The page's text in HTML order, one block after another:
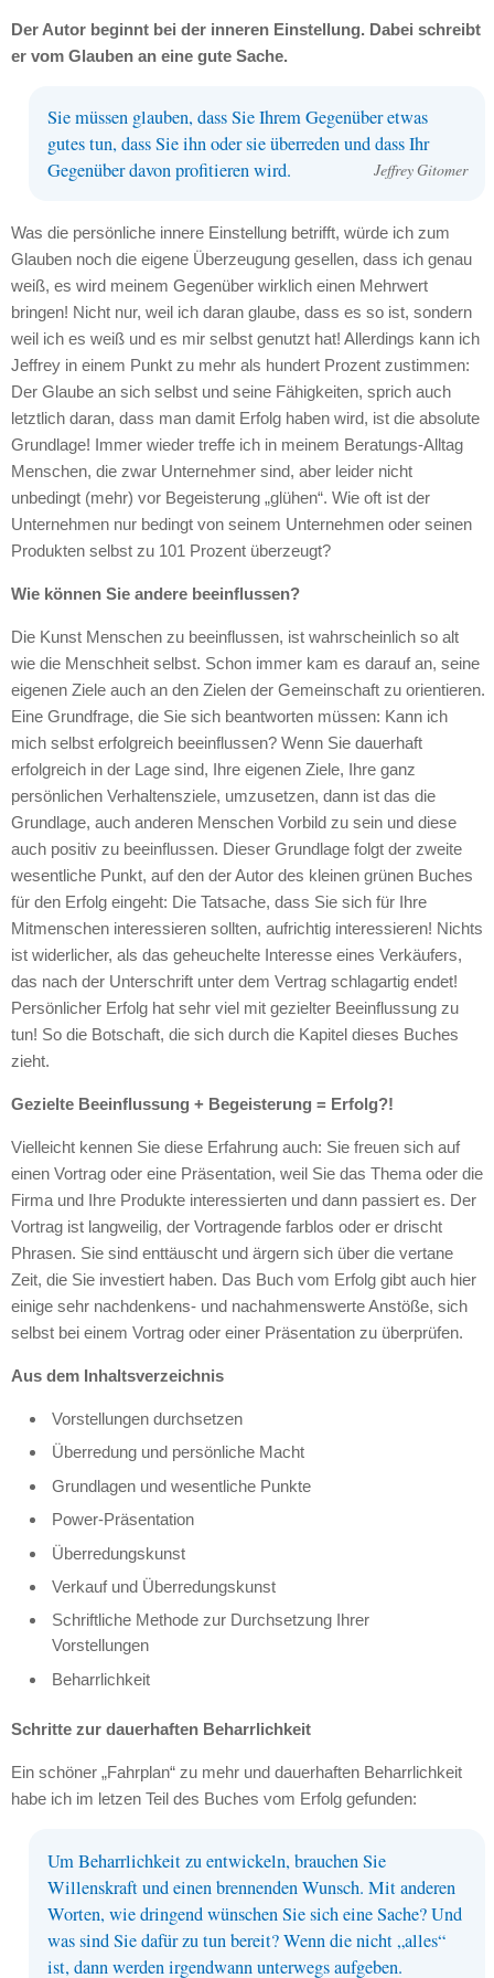
Der Autor beginnt bei der inneren Einstellung. Dabei schreibt
er vom Glauben an eine gute Sache.
Sie müssen glauben, dass Sie Ihrem Gegenüber etwas
gutes tun, dass Sie ihn oder sie überreden und dass Ihr
Gegenüber davon profitieren wird.
Jeffrey Gitomer
Was die persönliche innere Einstellung betrifft, würde ich zum
Glauben noch die eigene Überzeugung gesellen, dass ich genau
weiß, es wird meinem Gegenüber wirklich einen Mehrwert
bringen! Nicht nur, weil ich daran glaube, dass es so ist, sondern
weil ich es weiß und es mir selbst genutzt hat! Allerdings kann ich
Jeffrey in einem Punkt zu mehr als hundert Prozent zustimmen:
Der Glaube an sich selbst und seine Fähigkeiten, sprich auch
letztlich daran, dass man damit Erfolg haben wird, ist die absolute
Grundlage! Immer wieder treffe ich in meinem Beratungs-Alltag
Menschen, die zwar Unternehmer sind, aber leider nicht
unbedingt (mehr) vor Begeisterung „glühen“. Wie oft ist der
Unternehmen nur bedingt von seinem Unternehmen oder seinen
Produkten selbst zu 101 Prozent überzeugt?
Wie können Sie andere beeinflussen?
Die Kunst Menschen zu beeinflussen, ist wahrscheinlich so alt
wie die Menschheit selbst. Schon immer kam es darauf an, seine
eigenen Ziele auch an den Zielen der Gemeinschaft zu orientieren.
Eine Grundfrage, die Sie sich beantworten müssen: Kann ich
mich selbst erfolgreich beeinflussen? Wenn Sie dauerhaft
erfolgreich in der Lage sind, Ihre eigenen Ziele, Ihre ganz
persönlichen Verhaltensziele, umzusetzen, dann ist das die
Grundlage, auch anderen Menschen Vorbild zu sein und diese
auch positiv zu beeinflussen. Dieser Grundlage folgt der zweite
wesentliche Punkt, auf den der Autor des kleinen grünen Buches
für den Erfolg eingeht: Die Tatsache, dass Sie sich für Ihre
Mitmenschen interessieren sollten, aufrichtig interessieren! Nichts
ist widerlicher, als das geheuchelte Interesse eines Verkäufers,
das nach der Unterschrift unter dem Vertrag schlagartig endet!
Persönlicher Erfolg hat sehr viel mit gezielter Beeinflussung zu
tun! So die Botschaft, die sich durch die Kapitel dieses Buches
zieht.
Gezielte Beeinflussung + Begeisterung = Erfolg?!
Vielleicht kennen Sie diese Erfahrung auch: Sie freuen sich auf
einen Vortrag oder eine Präsentation, weil Sie das Thema oder die
Firma und Ihre Produkte interessierten und dann passiert es. Der
Vortrag ist langweilig, der Vortragende farblos oder er drischt
Phrasen. Sie sind enttäuscht und ärgern sich über die vertane
Zeit, die Sie investiert haben. Das Buch vom Erfolg gibt auch hier
einige sehr nachdenkens- und nachahmenswerte Anstöße, sich
selbst bei einem Vortrag oder einer Präsentation zu überprüfen.
Aus dem Inhaltsverzeichnis
Vorstellungen durchsetzen
Überredung und persönliche Macht
Grundlagen und wesentliche Punkte
Power-Präsentation
Überredungskunst
Verkauf und Überredungskunst
Schriftliche Methode zur Durchsetzung Ihrer
Vorstellungen
Beharrlichkeit
Schritte zur dauerhaften Beharrlichkeit
Ein schöner „Fahrplan“ zu mehr und dauerhaften Beharrlichkeit
habe ich im letzen Teil des Buches vom Erfolg gefunden:
Um Beharrlichkeit zu entwickeln, brauchen Sie
Willenskraft und einen brennenden Wunsch. Mit anderen
Worten, wie dringend wünschen Sie sich eine Sache? Und
was sind Sie dafür zu tun bereit? Wenn die nicht „alles“
ist, dann werden irgendwann unterwegs aufgeben.